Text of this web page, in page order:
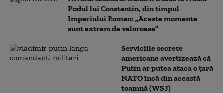
Podul lui Constantin, din timpul
Imperiului Roman: „Aceste momente
sunt extrem de valoroase”
Serviciile secrete
americane avertizează că
Putin ar putea ataca o țară
NATO încă din această
toamnă (WSJ)